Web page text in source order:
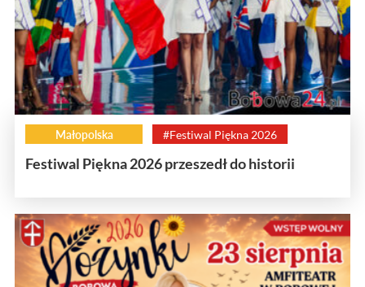
Małopolska #Festiwal Piękna 2026
Festiwal Piękna 2026 przeszedł do historii